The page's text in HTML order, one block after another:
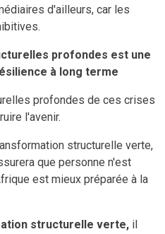
d'ailleurs, car les
profondes est une
à long terme
profondes de ces crises
l'avenir.
structurelle verte,
que personne n'est
est mieux préparée à la
structurelle verte, il